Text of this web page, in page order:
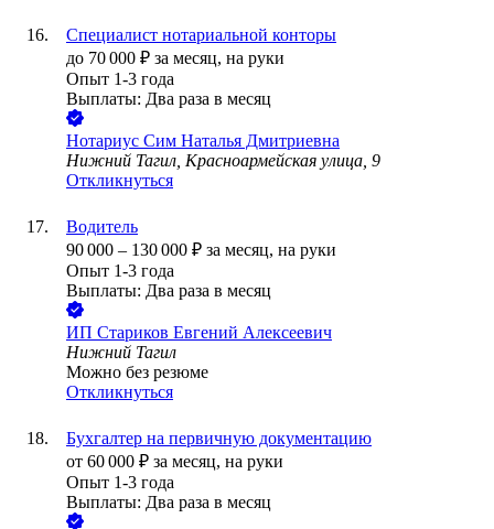
Специалист нотариальной конторы
до 70 000 ₽ за месяц, на руки
Опыт 1-3 года
Выплаты: Два раза в месяц
Нотариус Сим Наталья Дмитриевна
Нижний Тагил, Красноармейская улица, 9
Откликнуться
Водитель
90 000 – 130 000 ₽ за месяц, на руки
Опыт 1-3 года
Выплаты: Два раза в месяц
ИП Стариков Евгений Алексеевич
Нижний Тагил
Можно без резюме
Откликнуться
Бухгалтер на первичную документацию
от 60 000 ₽ за месяц, на руки
Опыт 1-3 года
Выплаты: Два раза в месяц